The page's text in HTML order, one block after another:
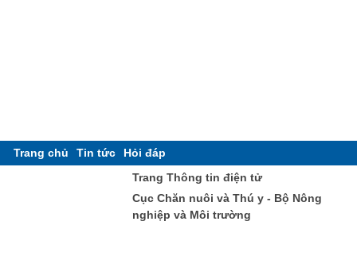
Trang chủ Tin tức
Hỏi đáp
Trang Thông tin điện tử
Cục Chăn nuôi và Thú y - Bộ Nông
nghiệp và Môi trường